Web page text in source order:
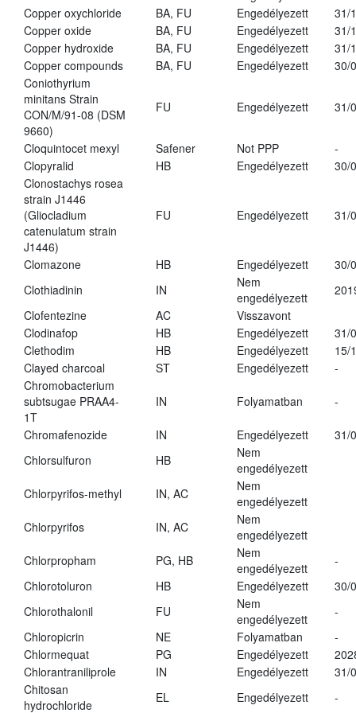
Copper oxychloride
BA, FU Engedélyezett
31/
Copper oxide
BA, FU Engedélyezett
31/
Copper hydroxide
BA, FU Engedélyezett
31/
Copper compounds
BA, FU Engedélyezett
30/
Coniothyrium
minitans Strain
CON/M/91-08 (DSM
9660)
FU Engedélyezett 31/
Cloquintocet mexyl Safener Not PPP
-
Clopyralid
HB Engedélyezett
30/
Clonostachys rosea
strain J1446
(Gliocladium
catenulatum strain
J1446)
FU Engedélyezett 31/
Clomazone HB Engedélyezett
30/
Clothiadinin
IN
Nem
engedélyezett
Clofentezine
AC
Visszavont
Clodinafop
HB Engedélyezett
31/
Clethodim
HB Engedélyezett
15/
Clayed charcoal
ST Engedélyezett
-
Chromobacterium
subtsugae PRAA4-
1T
IN Folyamatban -
Chromafenozide IN Engedélyezett
31/
Chlorsulfuron
HB
Nem
engedélyezett
Chlorpyrifos-methyl
IN, AC
Nem
engedélyezett
Chlorpyrifos
IN, AC
Nem
engedélyezett
Chlorpropham
PG, HB
Nem
engedélyezett
-
Chlorotoluron
HB Engedélyezett
30/
Chlorothalonil
FU
Nem
engedélyezett
-
Chloropicrin
NE Folyamatban
-
Chlormequat
PG Engedélyezett
Chlorantraniliprole
IN Engedélyezett
31/
Chitosan
hydrochloride
EL Engedélyezett -